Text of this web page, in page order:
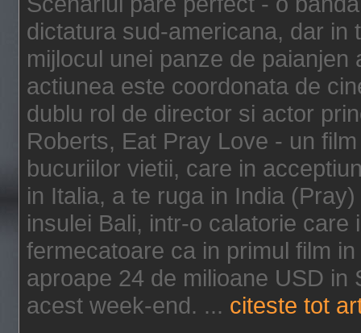
dictatura sud-americana, dar in
mijlocul unei panze de
actiunea este coordonata de
dublu rol de director si actor
Roberts, Eat Pray Love - un
bucuriilor vietii, care in
in Italia, a te ruga in India
insulei Bali, intr-o calatorie
fermecatoare ca in primul film
aproape 24 de milioane USD in
acest week-end. ... citeste tot